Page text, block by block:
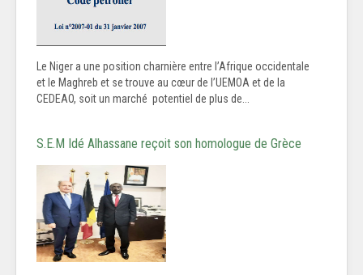
Le Niger a une position charnière entre l’Afrique occidentale
et le Maghreb et se trouve au cœur de l’UEMOA et de la
CEDEAO, soit un marché potentiel de plus de...
S.E.M Idé Alhassane reçoit son homologue de Grèce